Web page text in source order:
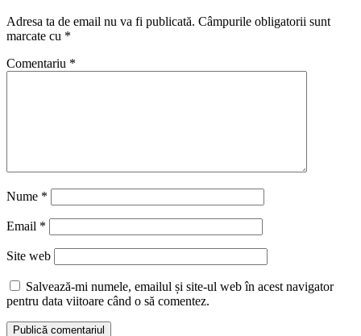
Adresa ta de email nu va fi publicată. Câmpurile obligatorii sunt
marcate cu *
Comentariu *
Nume *
Email *
Site web
Salvează-mi numele, emailul și site-ul web în acest navigator
pentru data viitoare când o să comentez.